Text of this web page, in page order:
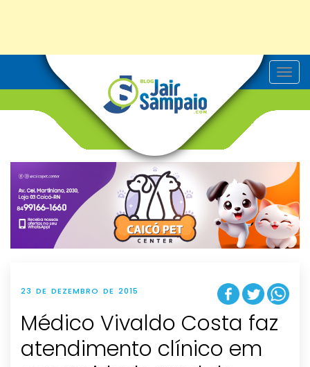
T
o
v
g
t
i
o
n
23 DE DEZEMBRO DE 2015
Médico Vivaldo Costa faz
atendimento clínico em